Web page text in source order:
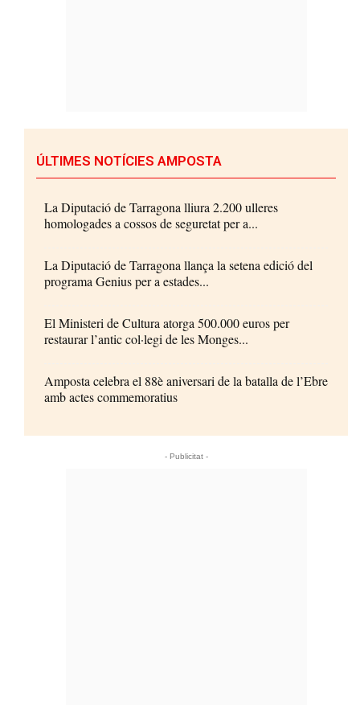
ÚLTIMES NOTÍCIES AMPOSTA
La Diputació de Tarragona lliura 2.200 ulleres
homologades a cossos de seguretat per a...
La Diputació de Tarragona llança la setena edició del
programa Genius per a estades...
El Ministeri de Cultura atorga 500.000 euros per
restaurar l’antic col·legi de les Monges...
Amposta celebra el 88è aniversari de la batalla de l’Ebre
amb actes commemoratius
- Publicitat -